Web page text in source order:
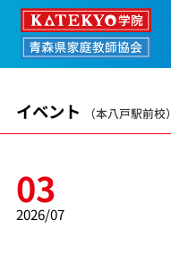
「青森県家庭
イベント （本八戸駅前校）
03
2026/07